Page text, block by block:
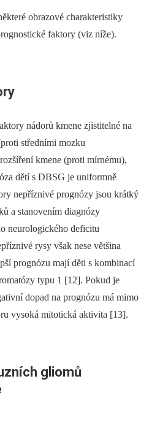
obrazové charakteristiky
faktory (viz níže).
nádorů kmene zjistitelné na
středními mozku
kmene (proti mírnému),
dětí s DBSG je uniformně
nepříznivé prognózy jsou krátký
a stanovením diagnózy
neurologického deficitu
rysy však nese většina
prognózu mají děti s kombinací
typu 1 [12]. Pokud je
dopad na prognózu má mimo
vysoká mitotická aktivita [13].
gliomů